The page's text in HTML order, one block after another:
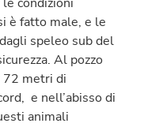
è fatto male, e le
speleo sub del
Al pozzo
72 metri di
e nell’abisso di
animali